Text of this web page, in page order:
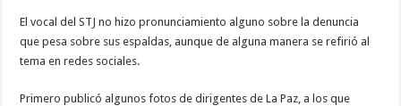
El vocal del STJ no hizo pronunciamiento alguno sobre la denuncia
que pesa sobre sus espaldas, aunque de alguna manera se refirió al
tema en redes sociales.
Primero publicó algunos fotos de dirigentes de La Paz, a los que